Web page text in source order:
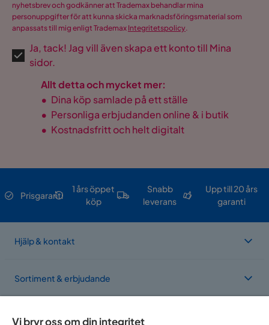
nyhetsbrev och godkänner att Trademax behandlar mina
personuppgifter för att kunna skicka marknadsföringsmaterial som
anpassats till mig enligt Trademax Integritetspolicy.
Ja, tack! Jag vill även skapa ett konto till Mina
sidor.
Allt detta och mycket mer:
• Dina köp samlade på ett ställe
• Personliga erbjudanden online & i butik
• Kostnadsfritt och helt digitalt
Prisgaranti
1 års öppet
köp
Snabb
leverans
Upp till 20 års
garanti
Hjälp & kontakt
Sortiment & erbjudande
Om Trademax
Vi bryr oss om din integritet